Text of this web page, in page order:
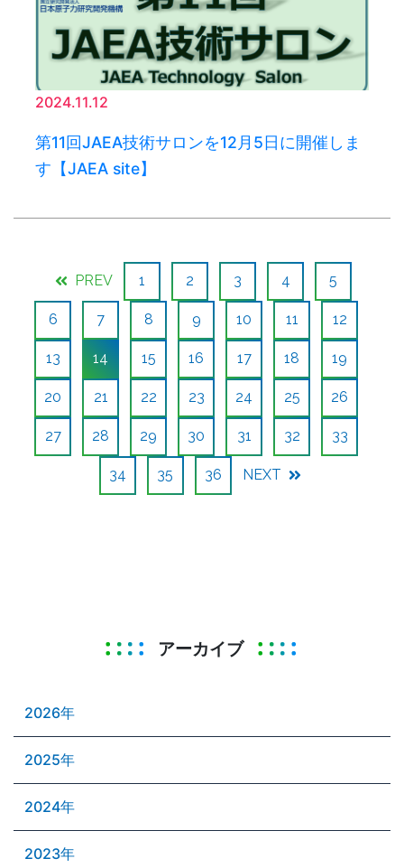
2024.11.12
第11回JAEA技術サロンを12月5日に開催しま
す【JAEA site】
PREV 1 2 3 4 5
6 7 8 9 10 11 12
13 14 15 16 17 18 19
20 21 22 23 24 25 26
27 28 29 30 31 32 33
34 35 36 NEXT
アーカイブ
2026年
2025年
2024年
2023年